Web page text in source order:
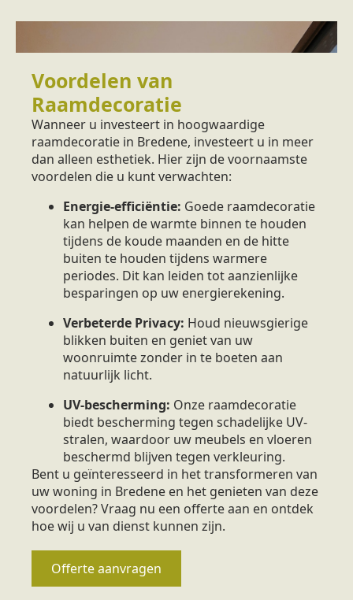
Voordelen van
Raamdecoratie
Wanneer u investeert in hoogwaardige
raamdecoratie in Bredene, investeert u in meer
dan alleen esthetiek. Hier zijn de voornaamste
voordelen die u kunt verwachten:
Energie-efficiëntie: Goede raamdecoratie
kan helpen de warmte binnen te houden
tijdens de koude maanden en de hitte
buiten te houden tijdens warmere
periodes. Dit kan leiden tot aanzienlijke
besparingen op uw energierekening.
Verbeterde Privacy: Houd nieuwsgierige
blikken buiten en geniet van uw
woonruimte zonder in te boeten aan
natuurlijk licht.
UV-bescherming: Onze raamdecoratie
biedt bescherming tegen schadelijke UV-
stralen, waardoor uw meubels en vloeren
beschermd blijven tegen verkleuring.
Bent u geïnteresseerd in het transformeren van
uw woning in Bredene en het genieten van deze
voordelen? Vraag nu een offerte aan en ontdek
hoe wij u van dienst kunnen zijn.
Offerte aanvragen